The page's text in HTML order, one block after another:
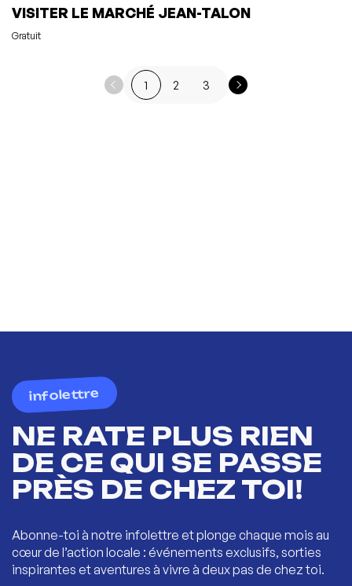
VISITER LE MARCHÉ JEAN-TALON
Gratuit
1 2 3
infolettre
NE RATE PLUS RIEN
DE CE QUI SE PASSE
PRÈS DE CHEZ TOI!
Abonne-toi à notre infolettre et plonge chaque mois au
cœur de l’action locale : événements exclusifs, sorties
inspirantes et aventures à vivre à deux pas de chez toi.